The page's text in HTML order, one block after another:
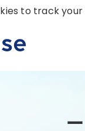
to track